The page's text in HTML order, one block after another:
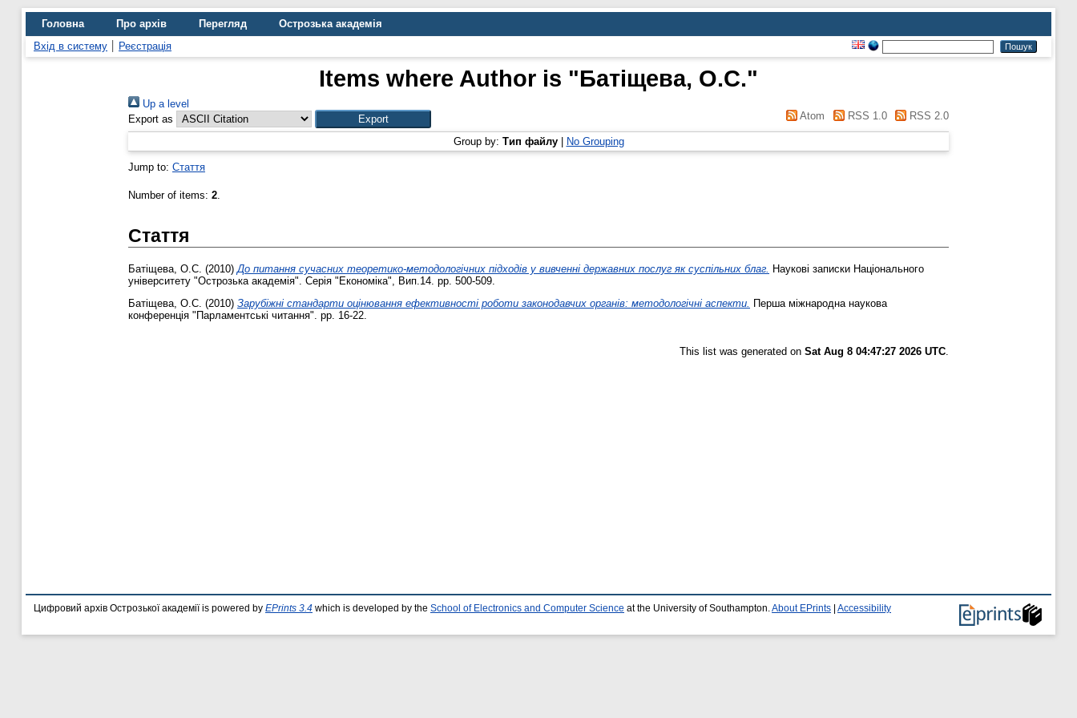
Головна Про архів Перегляд
Острозька академія
Вхід в систему
Реєстрація
Items where Author is "Батіщева, О.С."
Up a level
Export as
Atom RSS 1.0 RSS 2.0
Group by: Тип файлу| No Grouping
Jump to: Стаття
Number of items: 2.
Стаття
Батіщева, О.С. (2010)До питання сучасних теоретико-методологічних підходів у вивченні державних послуг як суспільних благ. Наукові записки Національного
університету "Острозька академія". Серія "Економіка", Вип.14. pp. 500-509.
Батіщева, О.С. (2010) Зарубіжні стандарти оцінювання ефективності роботи законодавчих органів: методологічні аспекти.
Перша міжнародна наукова
конференція "Парламентські читання". pp. 16-22.
This list was generated on Sat Aug 8 04:47:27 2026 UTC
Цифровий архів Острозької академії is powered by EPrints 3.4 which is developed by the School of Electronics and Computer Science at the University of Southampton. About EPrints Accessibility